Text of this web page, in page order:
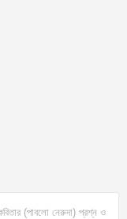
(পাবলো নেরুদা) প্রশ্ন ও